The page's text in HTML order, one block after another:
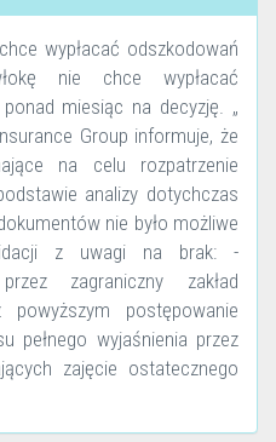
wypłacać odszkodowań
nie chce wypłacać
miesiąc na decyzję. „
Group informuje, że
na celu rozpatrzenie
analizy dotychczas
nie było możliwe
z uwagi na brak: -
zagraniczny zakład
postępowanie
pełnego wyjaśnienia przez
zajęcie ostatecznego